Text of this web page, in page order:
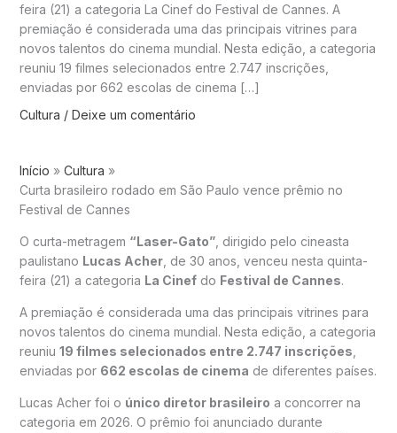
feira (21) a categoria La Cinef do Festival de Cannes. A
premiação é considerada uma das principais vitrines para
novos talentos do cinema mundial. Nesta edição, a categoria
reuniu 19 filmes selecionados entre 2.747 inscrições,
enviadas por 662 escolas de cinema […]
Cultura / Deixe um comentário
Início
Cultura
Curta brasileiro rodado em São Paulo vence prêmio no
Festival de Cannes
O curta-metragem “Laser-Gato”, dirigido pelo cineasta
paulistano Lucas Acher, de 30 anos, venceu nesta quinta-
feira (21) a categoria La Cinefdo Festival de Cannes.
A premiação é considerada uma das principais vitrines para
novos talentos do cinema mundial. Nesta edição, a categoria
reuniu 19 filmes selecionados entre 2.747 inscrições
enviadas por 662 escolas de cinema de diferentes países.
Lucas Acher foi o único diretor brasileiro a concorrer na
categoria em 2026. O prêmio foi anunciado durante